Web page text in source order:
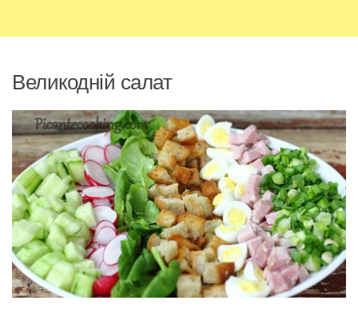
Великодній салат